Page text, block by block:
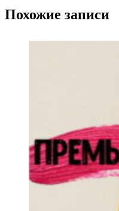
Похожие записи